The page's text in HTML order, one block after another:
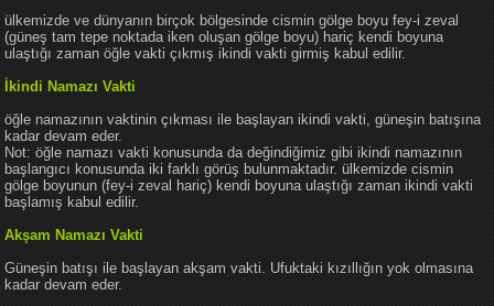
ülkemizde ve dünyanın birçok bölgesinde cismin gölge boyu fey-i zeval
(güneş tam tepe noktada iken oluşan gölge boyu) hariç kendi boyuna
ulaştığı zaman öğle vakti çıkmış ikindi vakti girmiş kabul edilir.
İkindi Namazı Vakti
öğle namazının vaktinin çıkması ile başlayan ikindi vakti, güneşin batışına
kadar devam eder.
Not: öğle namazı vakti konusunda da değindiğimiz gibi ikindi namazının
başlangıcı konusunda iki farklı görüş bulunmaktadır. ülkemizde cismin
gölge boyunun (fey-i zeval hariç) kendi boyuna ulaştığı zaman ikindi vakti
başlamış kabul edilir.
Akşam Namazı Vakti
Güneşin batışı ile başlayan akşam vakti. Ufuktaki kızıllığın yok olmasına
kadar devam eder.